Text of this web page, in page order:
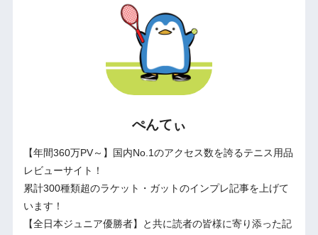
ぺんてぃ
【年間360万PV～】国内No.1のアクセス数を誇るテニス用品
レビューサイト！
累計300種類超のラケット・ガットのインプレ記事を上げて
います！
【全日本ジュニア優勝者】と共に読者の皆様に寄り添った記